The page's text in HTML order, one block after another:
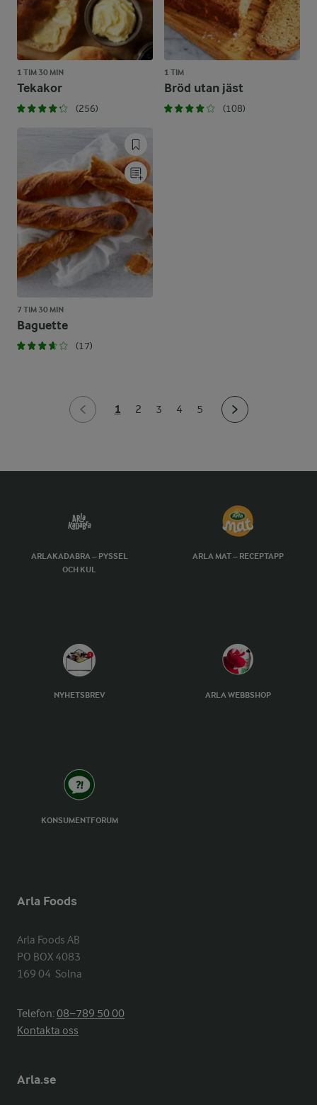
1 TIM 30 MIN
Tekakor
(256)
1 TIM
Bröd utan jäst
(108)
7 TIM 30 MIN
Baguette
(17)
1 2 3 4 5
ARLAKADABRA – PYSSEL
OCH KUL
ARLA MAT – RECEPTAPP
NYHETSBREV ARLA WEBBSHOP
KONSUMENTFORUM
Arla Foods
Arla Foods AB
PO BOX 4083
169 04  Solna
Telefon:08−789 50 00
Kontakta oss
Arla.se